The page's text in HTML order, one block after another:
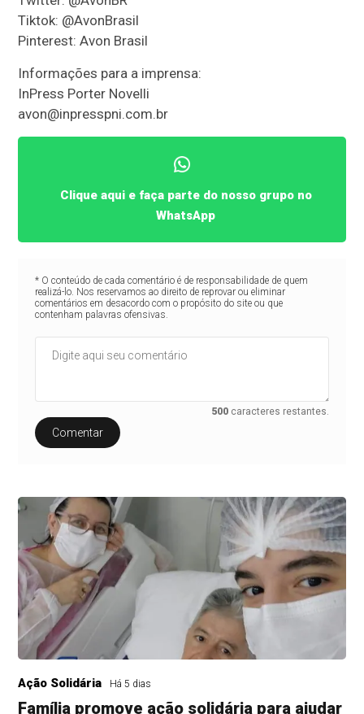
Tiktok: @AvonBrasil
Pinterest: Avon Brasil
Informações para a imprensa:
InPress Porter Novelli
avon@inpresspni.com.br
Clique aqui e faça parte do nosso grupo no
WhatsApp
* O conteúdo de cada comentário é de responsabilidade de quem
realizá-lo. Nos reservamos ao direito de reprovar ou eliminar
comentários em desacordo com o propósito do site ou que
contenham palavras ofensivas.
500 caracteres restantes.
Comentar
Ação Solidária Há 5 dias
Família promove ação solidária para ajudar